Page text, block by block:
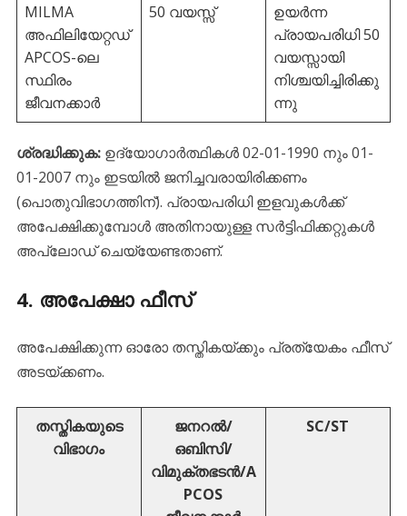
MILMA
അഫിലിയേറ്റഡ്
APCOS-ലെ
സ്ഥിരം
ജീവനക്കാർ
50 വയസ്സ്
ഉയർന്ന
പ്രായപരിധി 50
വയസ്സായി
നിശ്ചയിച്ചിരിക്കു
ന്നു
ശ്രദ്ധിക്കുക:ഉദ്യോഗാർത്ഥികൾ 02-01-1990 നും 01-
01-2007 നും ഇടയിൽ ജനിച്ചവരായിരിക്കണം
(പൊതുവിഭാഗത്തിന്). പ്രായപരിധി ഇളവുകൾക്ക്
അപേക്ഷിക്കുമ്പോൾ അതിനായുള്ള സർട്ടിഫിക്കറ്റുകൾ
അപ്‌ലോഡ് ചെയ്യേണ്ടതാണ്.
​4. അപേക്ഷാ ഫീസ്
​അപേക്ഷിക്കുന്ന ഓരോ തസ്തികയ്ക്കും പ്രത്യേകം ഫീസ്
അടയ്ക്കണം.
തസ്തികയുടെ
വിഭാഗം
ജനറൽ/
ഒബിസി/
വിമുക്തഭടൻ/A
PCOS
SC/ST